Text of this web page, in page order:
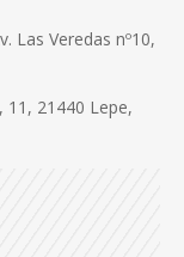
Las Veredas nº10,
11, 21440 Lepe,